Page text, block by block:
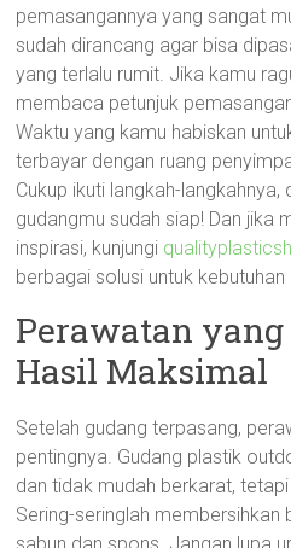
pemasangannya yang sangat
sudah dirancang agar bisa
yang terlalu rumit. Jika kamu
membaca petunjuk
Waktu yang kamu habiskan
terbayar dengan ruang
Cukup ikuti langkah-
gudangmu sudah siap! Dan jika
inspirasi, kunjungi
berbagai solusi untuk
Perawatan yang
Hasil Maksimal
Setelah gudang terpasang,
pentingnya. Gudang plastik
dan tidak mudah berkarat,
Sering-seringlah membersihkan